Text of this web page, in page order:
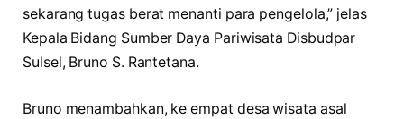
sekarang tugas berat menanti para pengelola,” jelas
Kepala Bidang Sumber Daya Pariwisata Disbudpar
Sulsel, Bruno S. Rantetana.
Bruno menambahkan, ke empat desa wisata asal